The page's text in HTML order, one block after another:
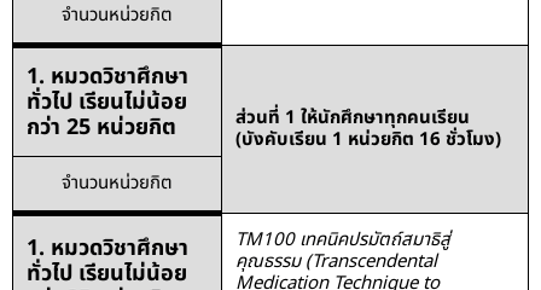
จำนวนหน่วยกิต
1. หมวดวิชาศึกษา
ทั่วไป เรียนไม่น้อย
กว่า 25 หน่วยกิต ส่วนที่ 1 ให้นักศึกษาทุกคนเรียน
(บังคับเรียน 1 หน่วยกิต 16 ชั่วโมง)
จำนวนหน่วยกิต
1. หมวดวิชาศึกษา
ทั่วไป เรียนไม่น้อย
TM100 เทคนิคปรมัตถ์สมาธิสู่
คุณธรรม (Transcendental
Medication Technique to